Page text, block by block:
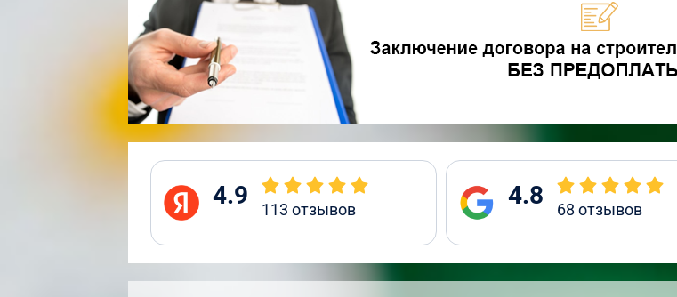
4.9 113 отзывов 4.8 68 отзывов